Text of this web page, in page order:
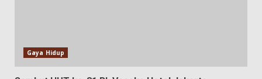
Gaya Hidup